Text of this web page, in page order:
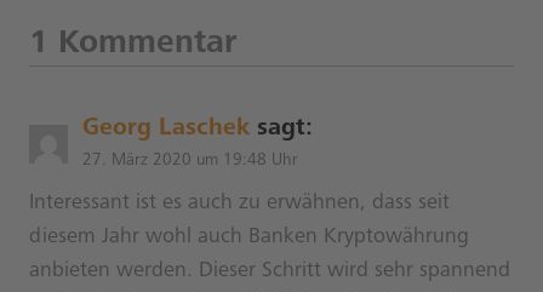
1 Kommentar
Georg Laschek sagt:
27. März 2020 um 19:48 Uhr
Interessant ist es auch zu erwähnen, dass seit
diesem Jahr wohl auch Banken Kryptowährung
anbieten werden. Dieser Schritt wird sehr spannend